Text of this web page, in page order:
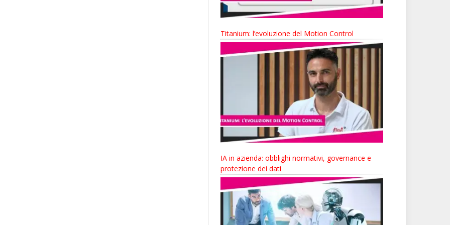
Titanium: l’evoluzione del Motion Control
IA in azienda: obblighi normativi, governance e
protezione dei dati